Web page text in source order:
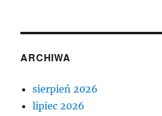
ARCHIWA
sierpień 2026
lipiec 2026